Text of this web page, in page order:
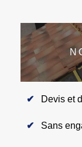
Devis et
Sans